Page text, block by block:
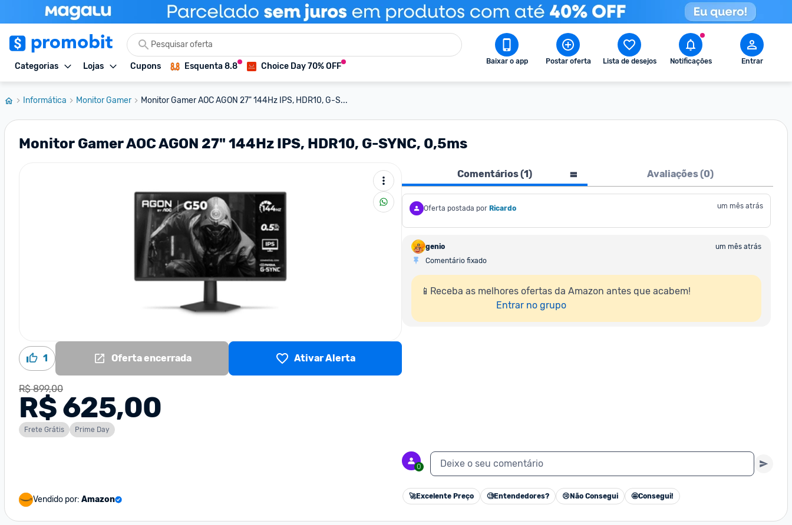
Categorias Lojas Cupons Esquenta 8.8 Choice Day 70% OFF Baixar o app Postar oferta Lista de desejos Notificações Entrar
Informática Monitor Gamer Monitor Gamer AOC AGON 27" 144Hz IPS, HDR10, G-S...
Monitor Gamer AOC AGON 27" 144Hz IPS, HDR10, G-SYNC, 0,5ms
1 Oferta encerrada Ativar Alerta
R$ 899,00
R$ 625,00
Frete Grátis Prime Day
Vendido por: Amazon
Comentários (1) Avaliações (0)
Oferta postada por Ricardo um mês atrás
genio
um mês atrás
Comentário fixado
📱Receba as melhores ofertas da Amazon antes que acabem!
Entrar no grupo
0 Deixe o seu comentário
🚀Excelente Preço 🧐Entendedores? 😢 Não Consegui 🤩Consegui!